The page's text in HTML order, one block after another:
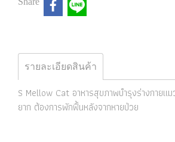
รายละเอียดสินค้า
S Mellow Cat อาหารสุขภาพบำรุงร่างกายแ
ยาก ต้องการพักฟื้นหลังจากหายป่วย